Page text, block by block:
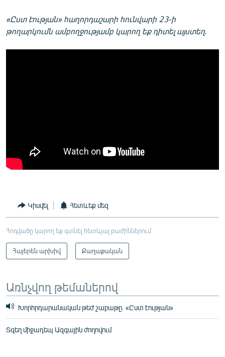
«Ըստ էության» հաղորդաշարի հունվարի 23-ի
թողարկումն ամբողջությամբ կարող եք դիտել այստեղ.
Կիսվել Հետևեք մեզ
Հոդվածը կարող եք գտնել հետևյալ բաժիններում
Հայերեն արխիվ Քաղաքական
Առնչվող թեմաներով
Խորհրդարանական թեժ շաբաթը. «Ըստ էության»
Տգեղ միջադեպ Ազգային ժողովում